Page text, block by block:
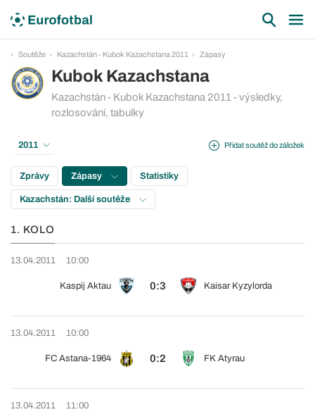
Soutěže Kazachstán - Kubok Kazachstana 2011 Zápasy
Kubok Kazachstana
Kazachstán - Kubok Kazachstana 2011 - výsledky,
rozlosování, tabulky
Přidat soutěž do záložek
2011
Zprávy Zápasy Statistiky
Kazachstán: Další soutěže
1. KOLO
13.04.2011 10:00
Kaspij Aktau 0:3 Kaisar Kyzylorda
13.04.2011 10:00
FC Astana-1964 0:2 FK Atyrau
13.04.2011 11:00